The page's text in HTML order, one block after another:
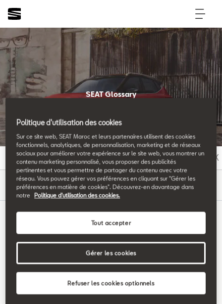
SEAT Glossary
All the details.
B C D E F G H I J K
Search
Panorama Window
Panel
Politique d'utilisation des cookies
Sur ce site web, SEAT Maroc et leurs partenaires utilisent des cookies
fonctionnels, analytiques, de personnalisation, marketing et de réseaux
sociaux pour améliorer votre expérience sur le site web, vous montrer un
contenu marketing personnalisé, vous proposer des publicités
pertinentes et vous permettre de partager du contenu avec votre
réseau. Vous pouvez gérer vos préférences en cliquant sur "Gérer les
préférences en matière de cookies". Découvrez-en davantage dans
notre
Politique d'utilisation des cookies.
Refuser les cookies optionnels
Tout accepter
Gérer les cookies